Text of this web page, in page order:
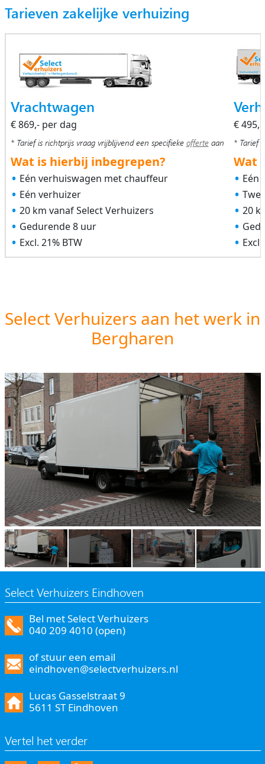
Tarieven zakelijke verhuizing
Vrachtwagen
€ 869,- per dag
* Tarief is richtprijs vraag vrijblijvend een specifieke offerteaan
Wat is hierbij inbegrepen?
Eén verhuiswagen met chauffeur
Eén verhuizer
20 km vanaf Select Verhuizers
Gedurende 8 uur
Excl. 21% BTW
€
* Tarief
Wat
Eén
20
Excl.
Select Verhuizers aan het werk in
Bergharen
Select Verhuizers Eindhoven
Bel met Select Verhuizers
040 209 4010 (open)
of stuur een email
eindhoven@selectverhuizers.nl
Lucas Gasselstraat 9
5611 ST Eindhoven
Vertel het verder